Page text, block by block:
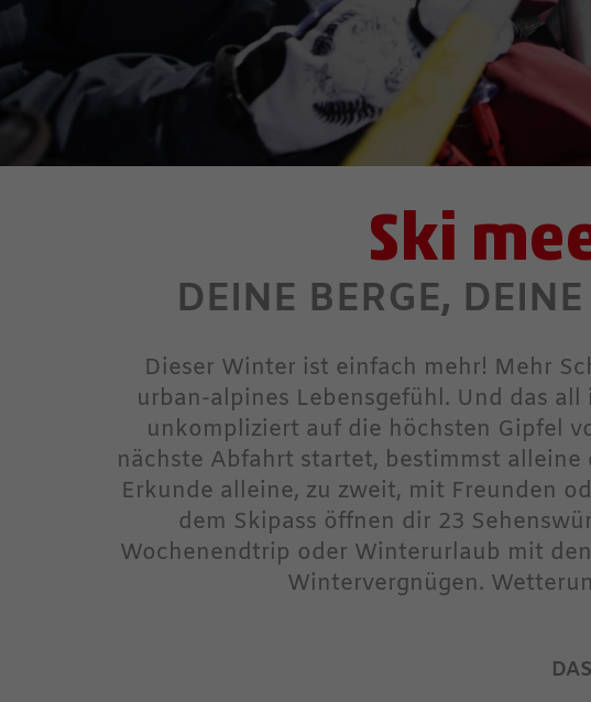
Ski
DEINE BERGE,
Dieser Winter ist einfach mehr! Mehr
urban-alpines Lebensgefühl. Und das
unkompliziert auf die höchsten Gipfel
nächste Abfahrt startet, bestimmst
Erkunde alleine, zu zweit, mit Freunden
dem Skipass öffnen dir 23
Wochenendtrip oder Winterurlaub mit
Wintervergnügen.